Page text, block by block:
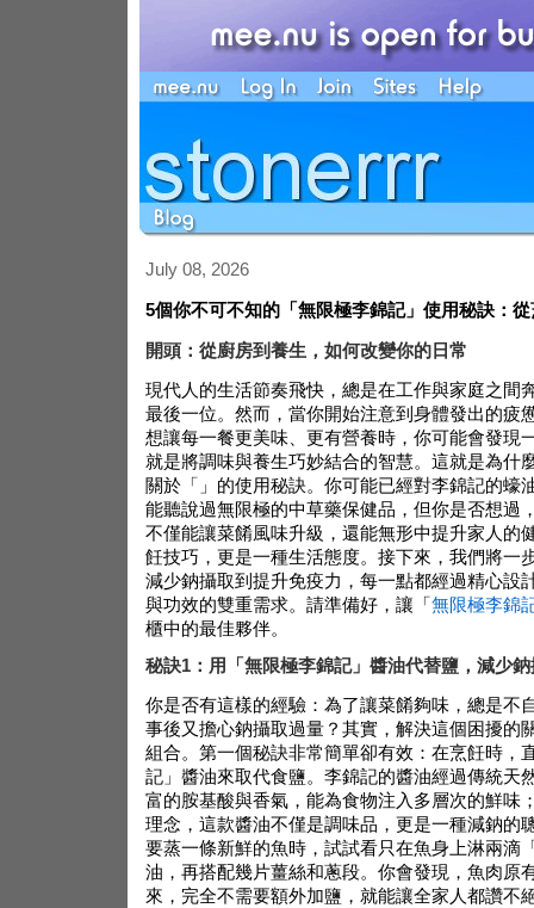
July 08, 2026
5個你不可不知的「無限極李錦記」使用秘訣：從
開頭：從廚房到養生，如何改變你的日常
現代人的生活節奏飛快，總是在工作與家庭之間
最後一位。然而，當你開始注意到身體發出的疲
想讓每一餐更美味、更有營養時，你可能會發
就是將調味與養生巧妙結合的智慧。這就是為什
關於「」的使用秘訣。你可能已經對李錦記的蠔
能聽說過無限極的中草藥保健品，但你是否想過
不僅能讓菜餚風味升級，還能無形中提升家人的
飪技巧，更是一種生活態度。接下來，我們將一
減少鈉攝取到提升免疫力，每一點都經過精心設
與功效的雙重需求。請準備好，讓「無限極李錦
櫃中的最佳夥伴。
秘訣1：用「無限極李錦記」醬油代替鹽，減少
你是否有這樣的經驗：為了讓菜餚夠味，總是不
事後又擔心鈉攝取過量？其實，解決這個困擾的
組合。第一個秘訣非常簡單卻有效：在烹飪時，
記」醬油來取代食鹽。李錦記的醬油經過傳統天
富的胺基酸與香氣，能為食物注入多層次的鮮味
理念，這款醬油不僅是調味品，更是一種減鈉的
要蒸一條新鮮的魚時，試試看只在魚身上淋兩滴
油，再搭配幾片薑絲和蔥段。你會發現，魚肉原
來，完全不需要額外加鹽，就能讓全家人都讚不